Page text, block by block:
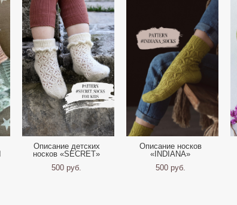
Описание детских
носков «SECRET»
500 pуб.
Описание носков
«INDIANA»
500 pуб.